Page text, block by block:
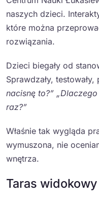
naszych dzieci.
które można
rozwiązania.
Dzieci biegały od
Sprawdzały, testowały,
nacisnę to?”
raz?”
Właśnie tak wygląda
wymuszona, nie
wnętrza.
Taras